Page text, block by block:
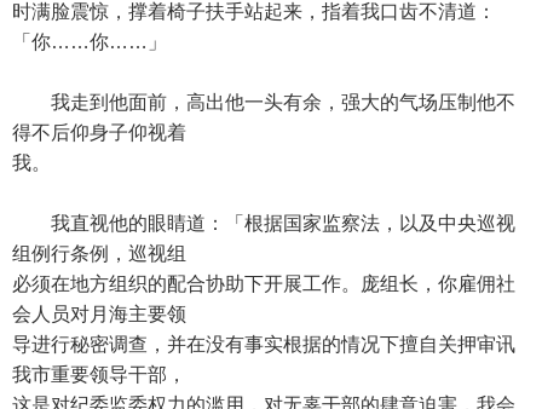
时满脸震惊，撑着椅子扶手站起来，指着我口齿不清道：
「你……你……」
我走到他面前，高出他一头有余，强大的气场压制他不
得不后仰身子仰视着
我。
我直视他的眼睛道：「根据国家监察法，以及中央巡视
组例行条例，巡视组
必须在地方组织的配合协助下开展工作。庞组长，你雇佣社
会人员对月海主要领
导进行秘密调查，并在没有事实根据的情况下擅自关押审讯
我市重要领导干部，
这是对纪委监委权力的滥用，对无辜干部的肆意迫害，我会